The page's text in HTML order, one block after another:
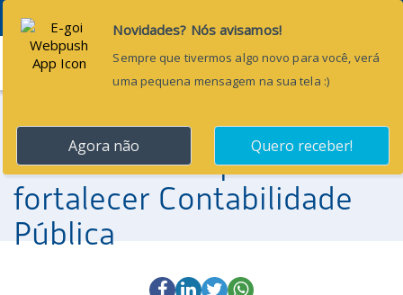
Menu
13 de fevereiro de 2026
CFC debate normas
internacionais para
fortalecer Contabilidade
Pública